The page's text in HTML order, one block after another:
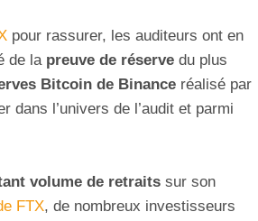
pour rassurer, les auditeurs ont en
de la preuve de réserve du plus
Bitcoin de Binance réalisé par
dans l’univers de l’audit et parmi
volume de retraits sur son
FTX, de nombreux investisseurs